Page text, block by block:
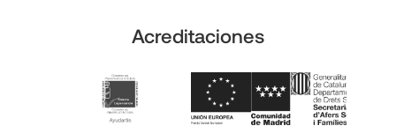
Acreditaciones